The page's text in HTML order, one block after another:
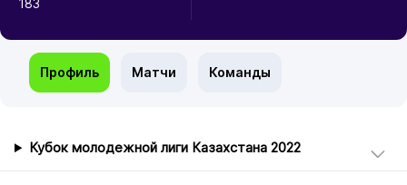
183
Профиль Матчи Команды
Кубок молодежной лиги Казахстана 2022